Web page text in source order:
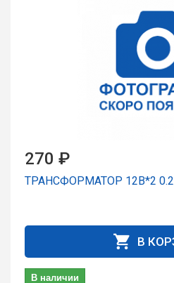
270 ₽
ТРАНСФОРМАТОР 12В*2
В
В наличии